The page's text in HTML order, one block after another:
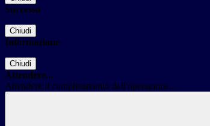
Successo
Chiudi
Informazione
Chiudi
Attendere...
Attendere il completamento dell'operazione...